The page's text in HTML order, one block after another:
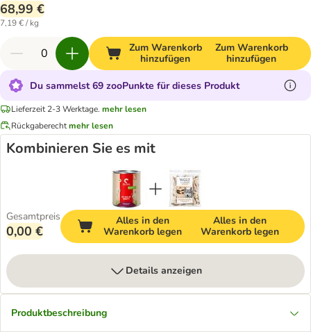
68,99 €
7,19 € / kg
Zum Warenkorb
hinzufügen
Zum Warenkorb
hinzufügen
Du sammelst 69 zooPunkte für dieses Produkt
Lieferzeit 2-3 Werktage. mehr lesen
Rückgaberechtmehr lesen
Kombinieren Sie es mit
Gesamtpreis
0,00 €
Alles in den
Warenkorb legen
Alles in den
Warenkorb legen
Details anzeigen
Produktbeschreibung